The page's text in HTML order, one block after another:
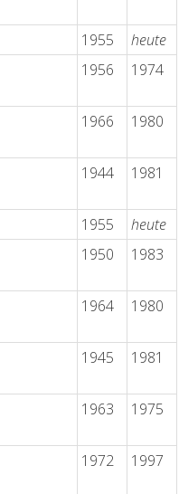
1955
heute
1956 1974
1966 1980
1944 1981
1955
heute
1950 1983
1964 1980
1945 1981
1963 1975
1972 1997